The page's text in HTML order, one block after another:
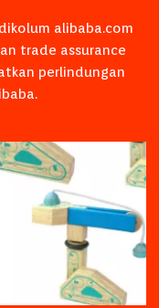
alibaba.com
trade assurance
perlindungan